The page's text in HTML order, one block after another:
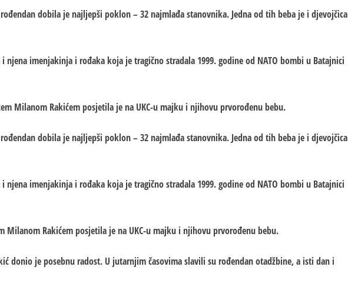
dobila je najljepši poklon – 32 najmlađa stanovnika. Јedna od tih beba je i djevojčica
njena imenjakinja i rođaka koja je tragično stradala 1999. godine od NATO bombi u Batajnici
Milanom Rakićem posjetila je na UKC-u majku i njihovu prvorođenu bebu.
dobila je najljepši poklon – 32 najmlađa stanovnika. Јedna od tih beba je i djevojčica
njena imenjakinja i rođaka koja je tragično stradala 1999. godine od NATO bombi u Batajnici
Milanom Rakićem posjetila je na UKC-u majku i njihovu prvorođenu bebu.
donio je posebnu radost. U jutarnjim časovima slavili su rođendan otadžbine, a isti dan i